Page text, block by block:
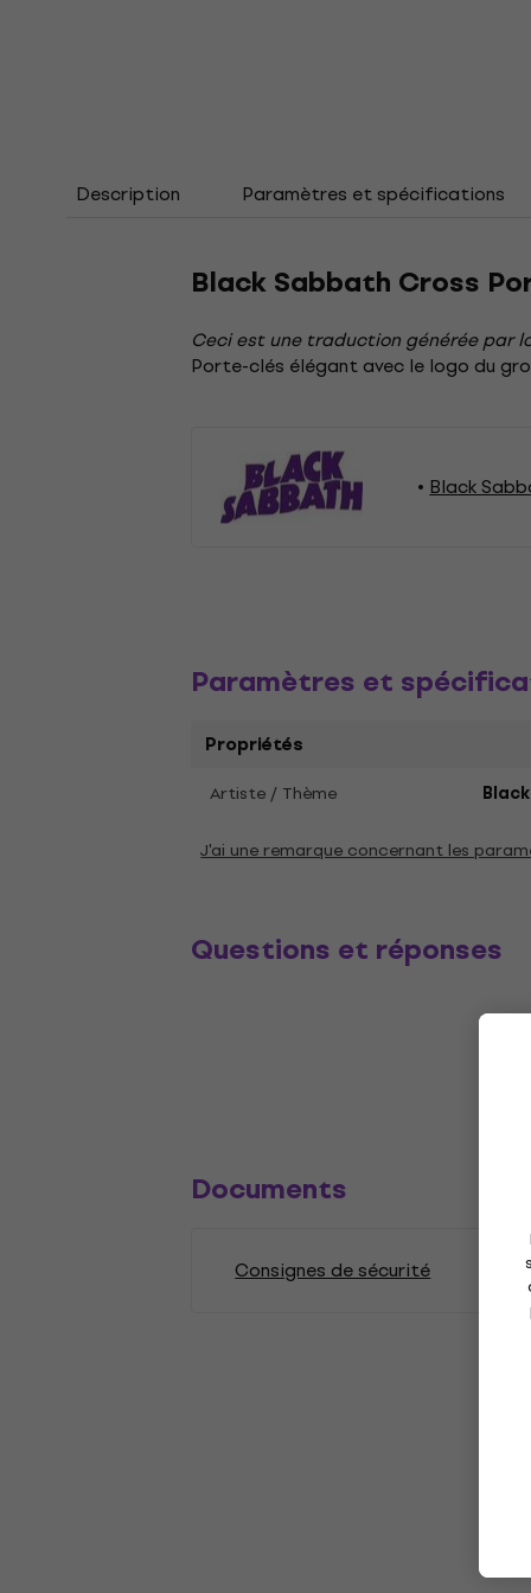
Description Paramètres et spécifications
Black Sabbath Cross
Ceci est une traduction générée par
Porte-clés élégant avec le logo du
Black
Paramètres et
Propriétés
Artiste / Thème
J'ai une remarque concernant les
Questions et réponses
Documents
Consignes de sécurité